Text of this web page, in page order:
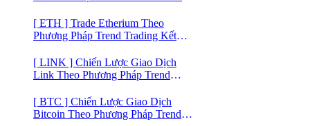
lý
[ ETH ] Trade Etherium Theo
Phương Pháp Trend Trading Kết
[ LINK ] Chiến Lược Giao Dịch
Link Theo Phương Pháp Trend
[ BTC ] Chiến Lược Giao Dịch
Bitcoin Theo Phương Pháp Trend